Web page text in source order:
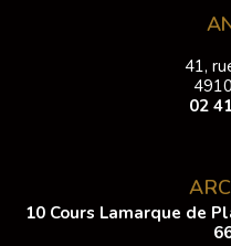
41,
02
10 Cours Lamarque de